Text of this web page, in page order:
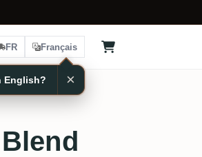
FR Français
English? ×